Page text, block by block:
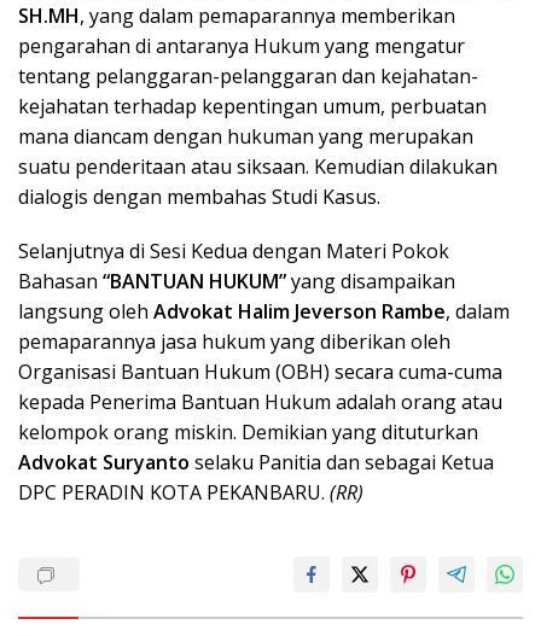
SH.MH, yang dalam pemaparannya memberikan
pengarahan di antaranya Hukum yang mengatur
tentang pelanggaran-pelanggaran dan kejahatan-
kejahatan terhadap kepentingan umum, perbuatan
mana diancam dengan hukuman yang merupakan
suatu penderitaan atau siksaan. Kemudian dilakukan
dialogis dengan membahas Studi Kasus.
Selanjutnya di Sesi Kedua dengan Materi Pokok
Bahasan “BANTUAN HUKUM”yang disampaikan
langsung oleh Advokat Halim Jeverson Rambe, dalam
pemaparannya jasa hukum yang diberikan oleh
Organisasi Bantuan Hukum (OBH) secara cuma-cuma
kepada Penerima Bantuan Hukum adalah orang atau
kelompok orang miskin. Demikian yang dituturkan
Advokat Suryanto selaku Panitia dan sebagai Ketua
DPC PERADIN KOTA PEKANBARU. (RR)